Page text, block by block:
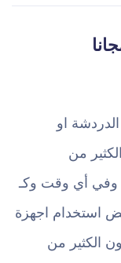
او
من
وفي أي وقت وكـ
استخدام اجهزة
الكثير من